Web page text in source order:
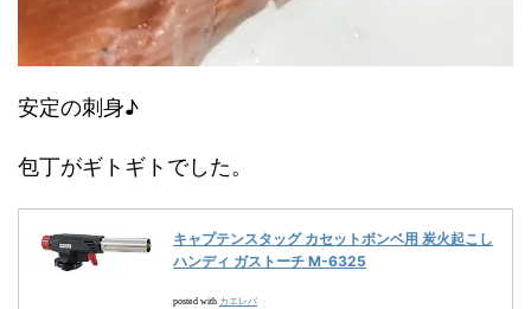
安定の刺身♪
包丁がギトギトでした。
キャプテンスタッグ カセットボンベ用 炭火起こし
ハンディ ガストーチ M-6325
posted with カエレバ